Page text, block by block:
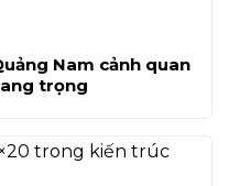
Nam cảnh quan
trọng